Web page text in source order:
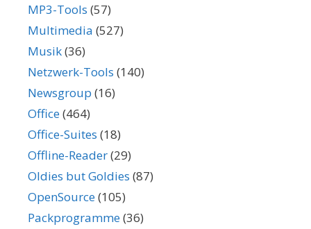
MP3-Tools (57)
Multimedia (527)
Musik(36)
Netzwerk-Tools (140)
Newsgroup (16)
Office(464)
Office-Suites (18)
Offline-Reader(29)
Oldies but Goldies (87)
OpenSource(105)
Packprogramme(36)